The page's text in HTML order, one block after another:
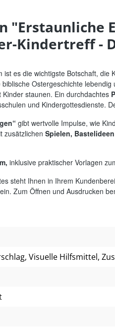
Kindertreff -
ist es die wichtigste Botschaft, die
Ostergeschichte
staunen. Ein durchdachtes
und Kindergottesdienste.
gibt wertvolle Impulse, wie
zusätzlichen Spielen,
inklusive praktischer Vorlagen
steht Ihnen in Ihrem
Zum Öffnen und Ausdrucken
Visuelle Hilfsmittel,